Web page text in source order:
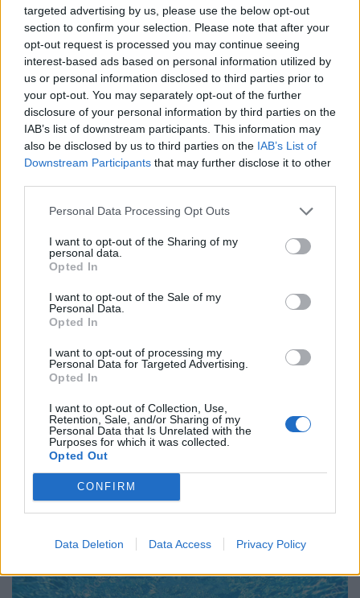
targeted advertising by us, please use the below opt-out
section to confirm your selection. Please note that after your
opt-out request is processed you may continue seeing
interest-based ads based on personal information utilized by
us or personal information disclosed to third parties prior to
your opt-out. You may separately opt-out of the further
disclosure of your personal information by third parties on the
IAB’s list of downstream participants. This information may
also be disclosed by us to third parties on the IAB’s List of
Downstream Participants that may further disclose it to other
Personal Data Processing Opt Outs
I want to opt-out of the Sharing of my
personal data.
Opted In
I want to opt-out of the Sale of my
Personal Data.
Opted In
I want to opt-out of processing my
Personal Data for Targeted Advertising.
Opted In
I want to opt-out of Collection, Use,
Retention, Sale, and/or Sharing of my
Personal Data that Is Unrelated with the
Purposes for which it was collected.
Opted Out
CONFIRM
Data Deletion Data Access Privacy Policy